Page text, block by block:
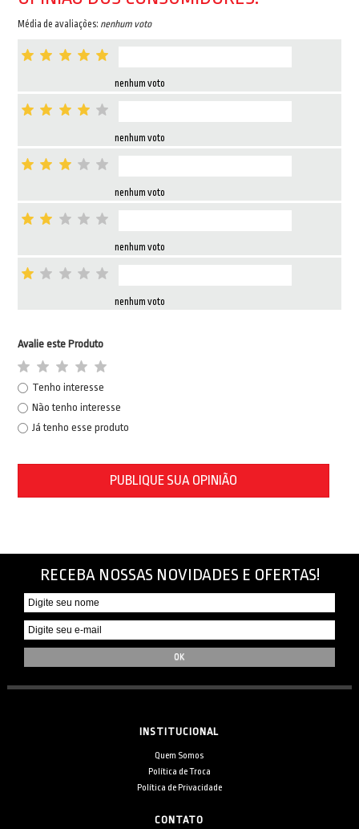
Média de avaliações: nenhum voto
nenhum voto
nenhum voto
nenhum voto
nenhum voto
nenhum voto
Avalie este Produto
Tenho interesse
Não tenho interesse
Já tenho esse produto
PUBLIQUE SUA OPINIÃO
RECEBA NOSSAS NOVIDADES E OFERTAS!
INSTITUCIONAL
Quem Somos
Política de Troca
Política de Privacidade
CONTATO